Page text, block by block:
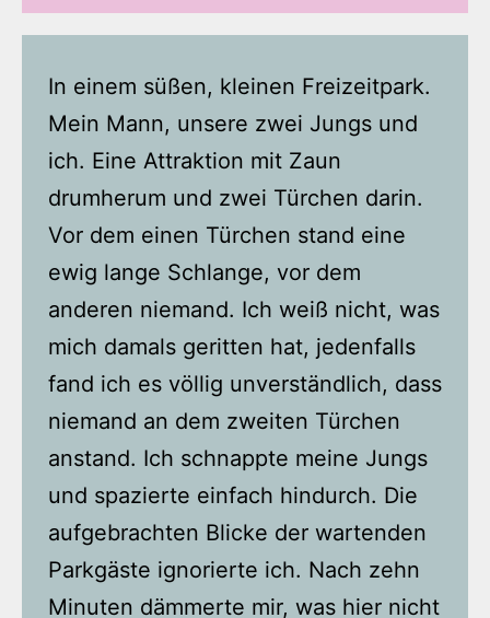
In einem süßen, kleinen Freizeitpark.
Mein Mann, unsere zwei Jungs und
ich. Eine Attraktion mit Zaun
drumherum und zwei Türchen darin.
Vor dem einen Türchen stand eine
ewig lange Schlange, vor dem
anderen niemand. Ich weiß nicht, was
mich damals geritten hat, jedenfalls
fand ich es völlig unverständlich, dass
niemand an dem zweiten Türchen
anstand. Ich schnappte meine Jungs
und spazierte einfach hindurch. Die
aufgebrachten Blicke der wartenden
Parkgäste ignorierte ich. Nach zehn
Minuten dämmerte mir, was hier nicht